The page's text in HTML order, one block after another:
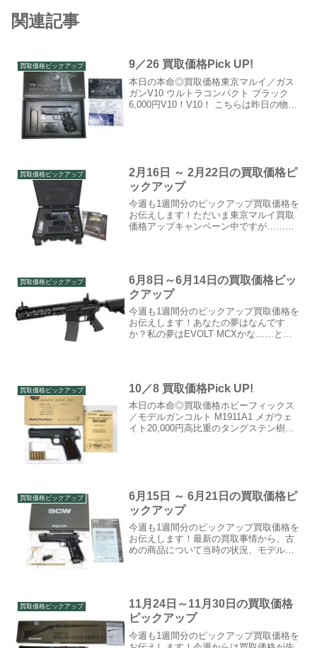
関連記事
買取価格ピックアップ 9／26 買取価格Pick UP!
本日の本命◎買取価格東京マルイ／ガス
ガンV10 ウルトラコンパクト ブラック
6,000円V10！V10！ こちらは昨日の物の
買取価格ピックアップ
2月16日 ～ 2月22日の買取価格ピ
ックアップ
今週も1週間分のピックアップ買取価格を
お伝えします！ただいま東京マルイ買取
価格アップキャンペーン中ですが……東
か……。月曜の買取価格ピッ...
買取価格ピックアップ
6月8日～6月14日の買取価格ピッ
クアップ
今週も1週間分のピックアップ買取価格を
お伝えします！あなたの夢はなんです
か？私の夢はEVOLT MCXかな……とい
買取価格ピックアップ 10／8 買取価格Pick UP!
本日の本命◎買取価格ホビーフィックス
／モデルガンコルト M1911A1 メガウェ
イト20,000円高比重のタングステン樹脂
買取価格ピックアップ
6月15日 ～ 6月21日の買取価格ピ
ックアップ
今週も1週間分のピックアップ買取価格を
お伝えします！最新の買取事情から、古
めの商品について当時の状況、モデルア
買取価格ピックアップ
11月24日～11月30日の買取価格
ピックアップ
今週も1週間分のピックアップ買取価格を